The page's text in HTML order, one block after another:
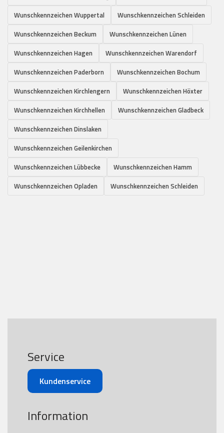
Wunschkennzeichen Wuppertal
Wunschkennzeichen Schleiden
Wunschkennzeichen Beckum
Wunschkennzeichen Lünen
Wunschkennzeichen Hagen
Wunschkennzeichen Warendorf
Wunschkennzeichen Paderborn
Wunschkennzeichen Bochum
Wunschkennzeichen Kirchlengern
Wunschkennzeichen Höxter
Wunschkennzeichen Kirchhellen
Wunschkennzeichen Gladbeck
Wunschkennzeichen Dinslaken
Wunschkennzeichen Geilenkirchen
Wunschkennzeichen Lübbecke
Wunschkennzeichen Hamm
Wunschkennzeichen Opladen
Wunschkennzeichen Schleiden
Service
Kundenservice
Information